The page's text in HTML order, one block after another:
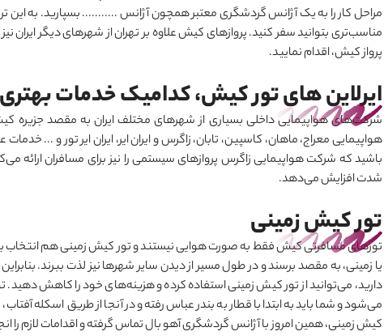
مراحل کار را به یک آژانس گردشگری معتبر همچون آژانس ........... بسپارید. به این
مناسب‌تری بتوانید سفر کنید. پروازهای کیش علاوه بر تهران از شهرهای دیگر ایران
پرواز کیش، اقدام نمایید.
ایرلاین های تور کیش، کدامیک خدمات
شرکت‌های هواپیمایی داخلی بسیاری از شهرهای مختلف ایران به مقصد جزیره
هواپیمایی معراج، ماهان، کاسپین، تابان، زاگرس و ایران ‌ایر، ایران ‌ایر تور و ...
باشید که شرکت هواپیمایی زاگرس پروازهای سیستمی را نیز برای مسافران ارائه می
شدت افزایش میدهد.
تور کیش زمینی
تورهای مسافرتی کیش فقط به صورت هوایی نیستند و تور کیش زمینی هم انتخاب
یا زمینی، به مقصد برسند و در طول مسیر از دیدن سایر شهرها نیز لذت ببرند.
دارید، میتوانید از تور کیش زمینی استفاده کرده و هزینه‌های خود را کاهش دهید.
میشود و شما باید به ابتدا با قطار به بندر عباس رفته و در آنجا از طریق اسکله
کیش زمینی، همین امروز با آژانس گردشگری آهو بال تماس گرفته و اقدامات لازم را